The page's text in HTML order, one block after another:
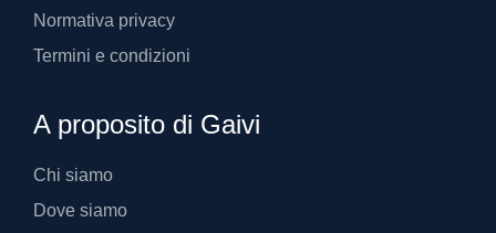
Normativa privacy
Termini e condizioni
A proposito di Gaivi
Chi siamo
Dove siamo